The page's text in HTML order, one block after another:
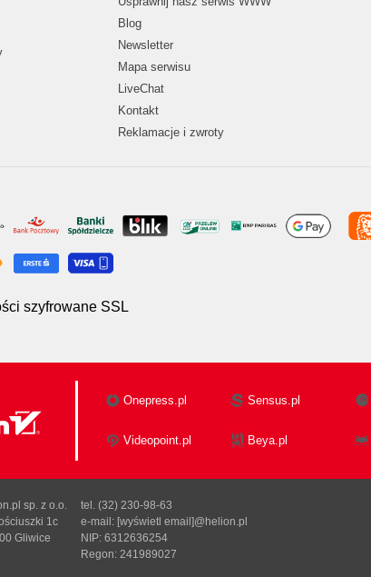
Blog
Newsletter
Mapa serwisu
LiveChat
Kontakt
Reklamacje i zwroty
szyfrowane SSL
Onepress.pl Sensus.pl
Videopoint.pl Beya.pl
sp. z o.o.
1c
Gliwice
tel. (32) 230-98-63
e-mail: [wyświetl email]@helion.pl
NIP: 6312636254
Regon: 241989027